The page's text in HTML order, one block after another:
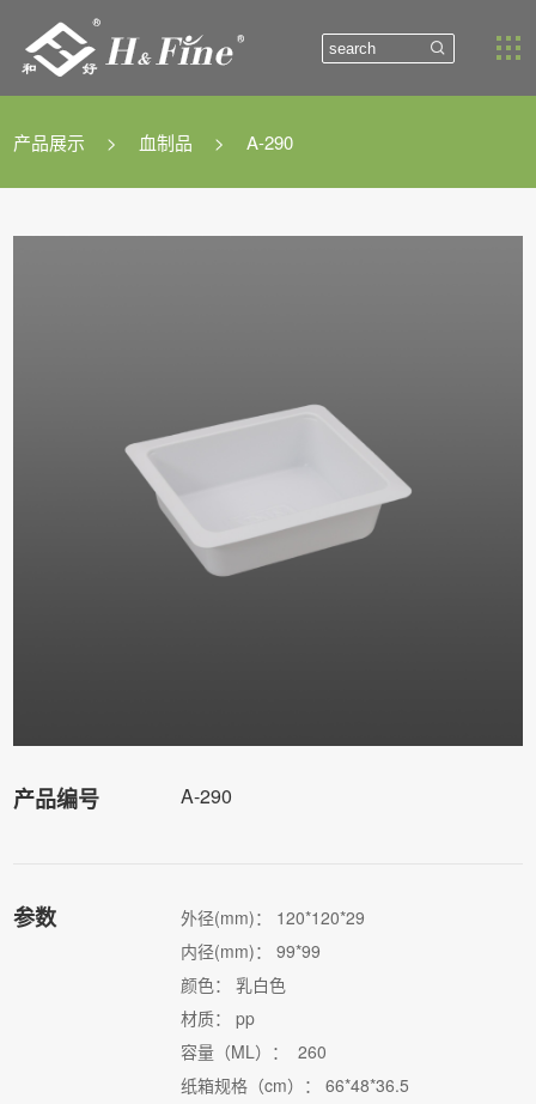
 
产品展示 > 血制品 > A-290
产品编号 A-290
参数
外径(mm)： 120*120*29
内径(mm)： 99*99
颜色： 乳白色
材质： pp
容量（ML）： 260
纸箱规格（cm）： 66*48*36.5